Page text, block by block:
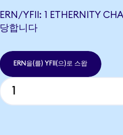
ERN/YFII: 1 ETHERNITY
당합니다
ERN을(를) YFII(으)로 스왑